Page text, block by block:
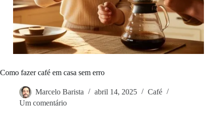
Como fazer café em casa sem erro
Marcelo Barista abril 14, 2025
Café
Um comentário